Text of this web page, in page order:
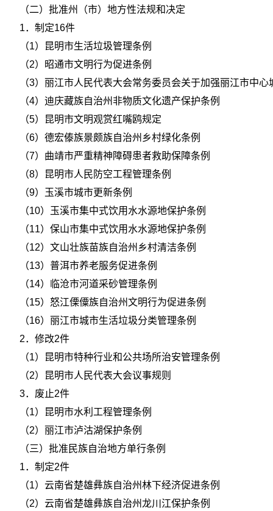
（二）批准州（市）地方性法规和决定
1．制定16件
（1）昆明市生活垃圾管理条例
（2）昭通市文明行为促进条例
（3）丽江市人民代表大会常务委员会关于加强丽江市中
（4）迪庆藏族自治州非物质文化遗产保护条例
（5）昆明市文明观赏红嘴鸥规定
（6）德宏傣族景颇族自治州乡村绿化条例
（7）曲靖市严重精神障碍患者救助保障条例
（8）昆明市人民防空工程管理条例
（9）玉溪市城市更新条例
（10）玉溪市集中式饮用水水源地保护条例
（11）保山市集中式饮用水水源地保护条例
（12）文山壮族苗族自治州乡村清洁条例
（13）普洱市养老服务促进条例
（14）临沧市河道采砂管理条例
（15）怒江傈僳族自治州文明行为促进条例
（16）丽江市城市生活垃圾分类管理条例
2．修改2件
（1）昆明市特种行业和公共场所治安管理条例
（2）昆明市人民代表大会议事规则
3．废止2件
（1）昆明市水利工程管理条例
（2）丽江市泸沽湖保护条例
（三）批准民族自治地方单行条例
1．制定2件
（1）云南省楚雄彝族自治州林下经济促进条例
（2）云南省楚雄彝族自治州龙川江保护条例